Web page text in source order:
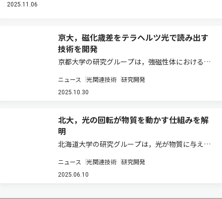
2025.11.06
京大，磁化歳差をテラヘルツ光で読み出す
技術を開発
京都大学の研究グループは，強磁性体におけるス
（THz）光の偏光回転として直接読み出すことに
成功した（ニュースリリース）。 従来，磁化の超
ニュース 光関連技術 研究開発
2025.10.30
北大，光の回転が物質を動かす仕組みを解
明
北海道大学の研究グループは，光が物質に与え
を，スピンと軌道の二つに分け，それぞれの損失
量を個別に測定・解析できる新たな理論を提案し
だ…
ニュース 光関連技術 研究開発
2025.06.10